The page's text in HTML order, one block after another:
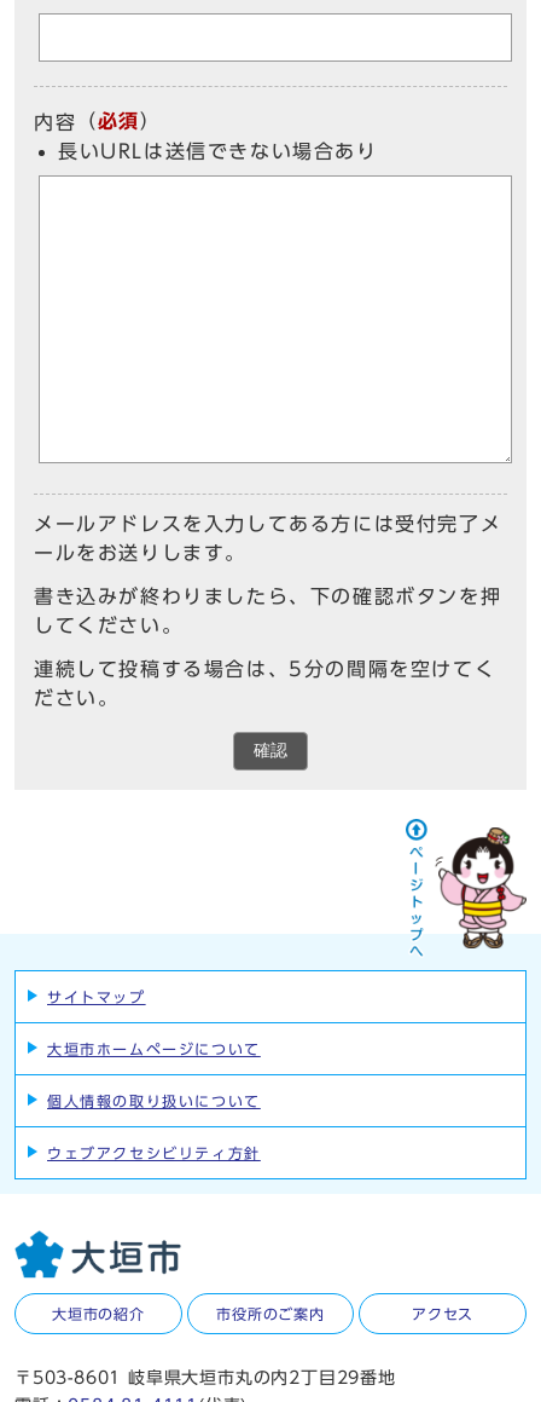
内容 （必須）
長いURLは送信できない場合あり
メールアドレスを入力してある方には受付完了メ
ールをお送りします。
書き込みが終わりましたら、下の確認ボタンを押
してください。
連続して投稿する場合は、5分の間隔を空けてく
ださい。
確認
サイトマップ
大垣市ホームページについて
個人情報の取り扱いについて
ウェブアクセシビリティ方針
大垣市の紹介 市役所のご案内 アクセス
〒503-8601 岐阜県大垣市丸の内2丁目29番地